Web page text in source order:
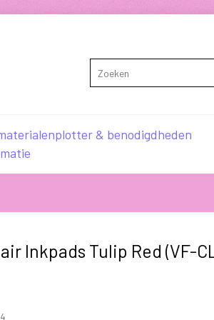
plotter & benodigdheden
Inkpads Tulip Red (VF-